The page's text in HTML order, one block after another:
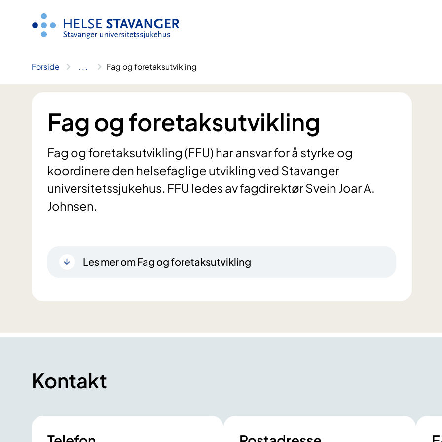
Forside .. . Fag og foretaksutvikling
Fag og foretaksutvikling
Fag og foretaksutvikling (FFU) har ansvar for å styrke og
koordinere den helsefaglige utvikling ved Stavanger
universitetssjukehus. FFU ledes av fagdirektør Svein Joar A.
Johnsen.
Les mer om Fag og foretaksutvikling
Kontakt